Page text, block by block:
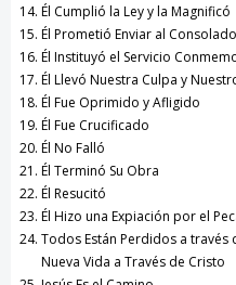
Él Cumplió la Ley y la Magnificó
Él Prometió Enviar al
Él Instituyó el Servicio
Él Llevó Nuestra Culpa y
Él Fue Oprimido y Afligido
Él Fue Crucificado
Él No Falló
Él Terminó Su Obra
Él Resucitó
Él Hizo una Expiación por el
Todos Están Perdidos a través
Nueva Vida a Través de Cristo